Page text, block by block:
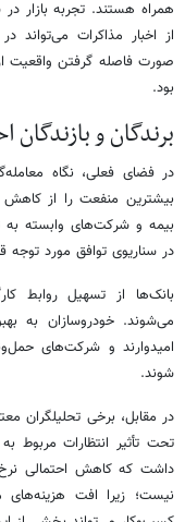
از اخبار مذاکرات می‌تواند
صورت فاصله گرفتن واقعیت
بود.
برندگان و بازندگان
در فضای فعلی، نگاه
بیشترین منفعت را از کاهش
بیمه و شرکت‌های وابسته
در سناریوی توافق مورد توجه
بانک‌ها از تسهیل روابط
می‌شوند. خودروسازان به
امیدوارند و شرکت‌های
شوند.
در مقابل، برخی تحلیلگران
تحت تأثیر انتظارات مربوط
داشت که کاهش احتمالی
نیست؛ زیرا افت هزینه‌های